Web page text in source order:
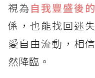
視為 自我豐盛後
係，也能找回迷
愛自由流動，相
然降臨。